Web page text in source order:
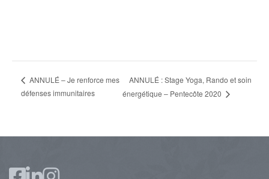
ANNULÉ – Je renforce mes
défenses immunitaires
ANNULÉ : Stage Yoga, Rando et soin
énergétique – Pentecôte 2020